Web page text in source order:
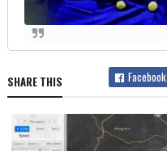
SHARE THIS Facebook